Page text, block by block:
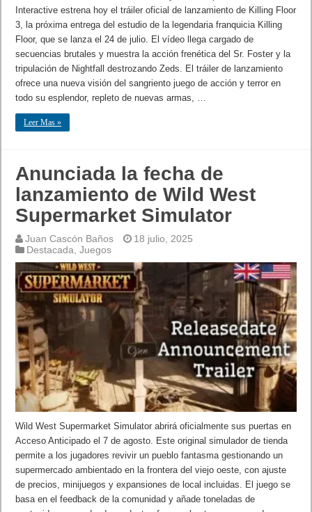
Interactive estrena hoy el tráiler oficial de lanzamiento de Killing Floor
3, la próxima entrega del estudio de la legendaria franquicia Killing
Floor, que se lanza el 24 de julio. El vídeo llega cargado de
secuencias brutales y muestra la acción frenética del Sr. Foster y la
tripulación de Nightfall destrozando Zeds. El tráiler de lanzamiento
ofrece una nueva visión del sangriento juego de acción y terror en
todo su esplendor, repleto de nuevas armas, …
Leer Mas »
Anunciada la fecha de
lanzamiento de Wild West
Supermarket Simulator
Juan Cascón Baños
18 julio, 2025
Destacada ,Juegos
Wild West Supermarket Simulator abrirá oficialmente sus puertas en
Acceso Anticipado el 7 de agosto. Este original simulador de tienda
permite a los jugadores revivir un pueblo fantasma gestionando un
supermercado ambientado en la frontera del viejo oeste, con ajuste
de precios, minijuegos y expansiones de local incluidas. El juego se
basa en el feedback de la comunidad y añade toneladas de